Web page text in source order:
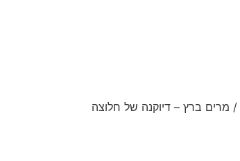
/ מרים ברץ – דיוקנה של חלוצה